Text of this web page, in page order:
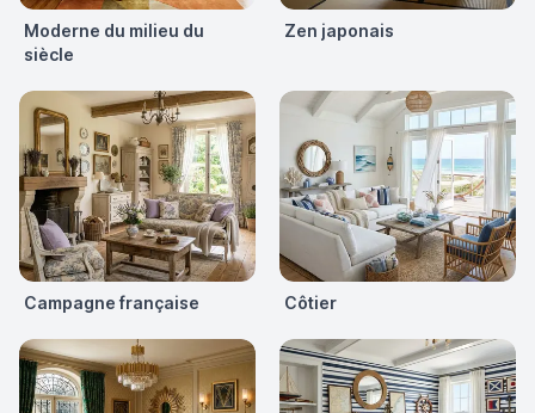
Moderne du milieu du
siècle
Zen japonais
Campagne française Côtier